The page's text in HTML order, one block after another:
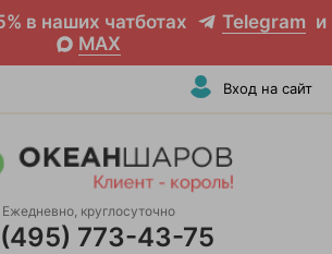
в наших чатботах Telegram и
MAX
Вход на сайт
Ежедневно, круглосуточно
773-43-75